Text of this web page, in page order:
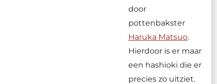
door
pottenbakster
Haruka Matsuo.
Hierdoor is er maar
een hashioki die er
precies zo uitziet.